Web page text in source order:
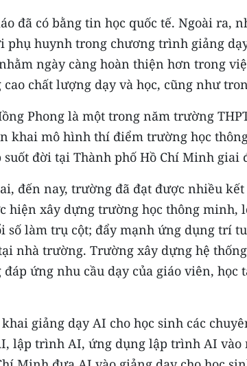
đã có bằng tin học quốc tế. Ngoài ra,
phụ huynh trong chương trình giảng
ngày càng hoàn thiện hơn trong
chất lượng dạy và học, cũng như
Phong là một trong năm trường
khai mô hình thí điểm trường học
đời tại Thành phố Hồ Chí Minh giai
đến nay, trường đã đạt được nhiều
hiện xây dựng trường học thông minh,
số làm trụ cột; đẩy mạnh ứng dụng trí
nhà trường. Trường xây dựng hệ
đáp ứng nhu cầu dạy của giáo viên, học
giảng dạy AI cho học sinh các
lập trình AI, ứng dụng lập trình AI